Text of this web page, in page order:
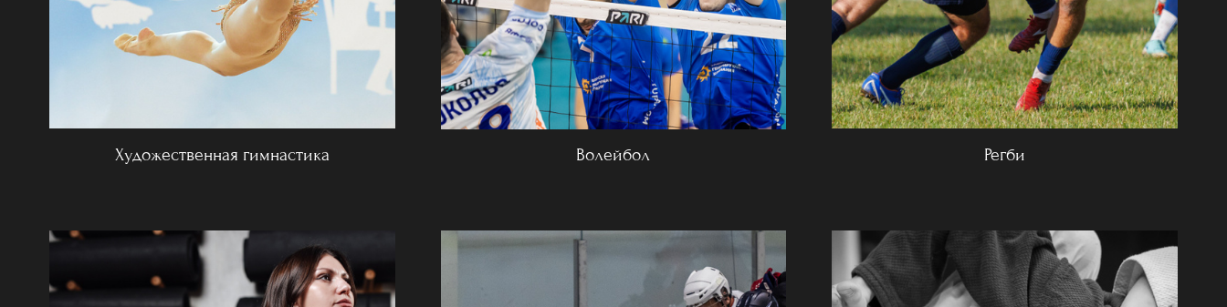
Художественная гимнастика Волейбол Регби